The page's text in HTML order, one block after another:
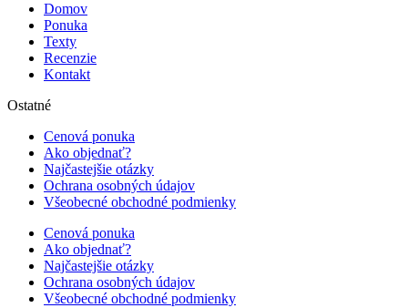
Domov
Ponuka
Texty
Recenzie
Kontakt
Ostatné
Cenová ponuka
Ako objednať?
Najčastejšie otázky
Ochrana osobných údajov
Všeobecné obchodné podmienky
Cenová ponuka
Ako objednať?
Najčastejšie otázky
Ochrana osobných údajov
Všeobecné obchodné podmienky